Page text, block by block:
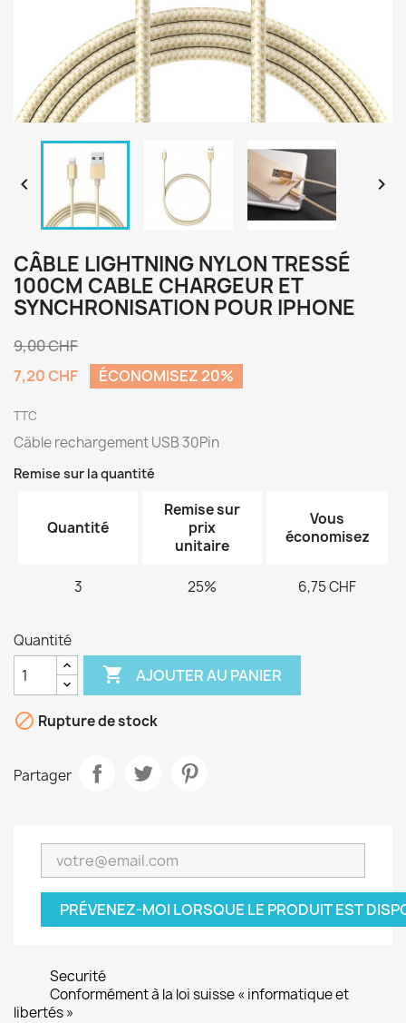
 
CÂBLE LIGHTNING NYLON TRESSÉ
100CM CABLE CHARGEUR ET
SYNCHRONISATION POUR IPHONE
9,00 CHF
7,20 CHF
ÉCONOMISEZ 20%
TTC
Cãble rechargement USB 30Pin
Remise sur la quantité
Quantité
Remise sur
prix
unitaire
Vous
économisez
3 25% 6,75 CHF
Quantité
 AJOUTER AU PANIER
 Rupture de stock
Partager
PRÉVENEZ-MOI LORSQUE LE PRODUIT EST
Securité
Conformément à la loi suisse « informatique et
libertés »